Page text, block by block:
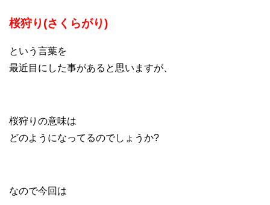
桜狩り(さくらがり)
という言葉を
最近目にした事があると思いますが、
桜狩りの意味は
どのようになってるのでしょうか?
なので今回は